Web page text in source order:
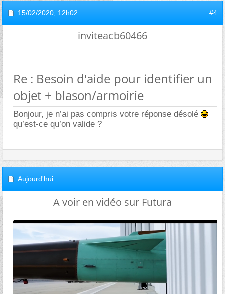
15/02/2020, 12h02 #4
inviteacb60466
Re : Besoin d'aide pour identifier un
objet + blason/armoirie
Bonjour, je n’ai pas compris votre réponse désolé
qu’est-ce qu’on valide ?
Aujourd'hui
A voir en vidéo sur Futura